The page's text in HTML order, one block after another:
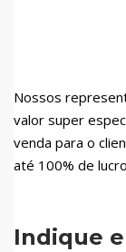
Nossos
valor super
venda para o
até 100% de
Indique e